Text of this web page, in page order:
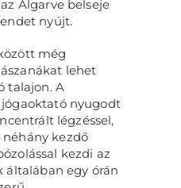
Algarve belseje
nyújt.
még
lehet
talajon. A
nyugodt
légzéssel,
kezdő
kezdi az
általában egy órán